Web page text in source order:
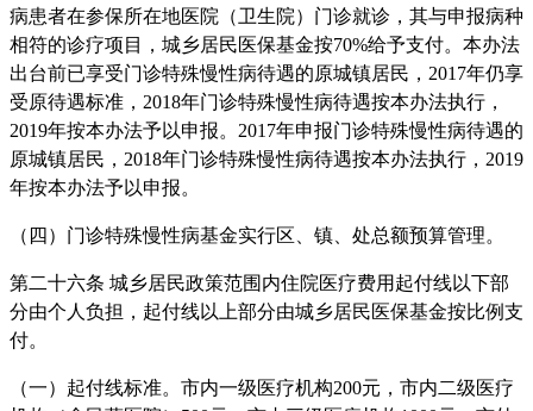
病患者在参保所在地医院（卫生院）门诊就诊，其与申报病种
相符的诊疗项目，城乡居民医保基金按70%给予支付。本办法
出台前已享受门诊特殊慢性病待遇的原城镇居民，2017年仍享
受原待遇标准，2018年门诊特殊慢性病待遇按本办法执行，
2019年按本办法予以申报。2017年申报门诊特殊慢性病待遇的
原城镇居民，2018年门诊特殊慢性病待遇按本办法执行，2019
年按本办法予以申报。
（四）门诊特殊慢性病基金实行区、镇、处总额预算管理。
第二十六条 城乡居民政策范围内住院医疗费用起付线以下部
分由个人负担，起付线以上部分由城乡居民医保基金按比例支
付。
（一）起付线标准。市内一级医疗机构200元，市内二级医疗